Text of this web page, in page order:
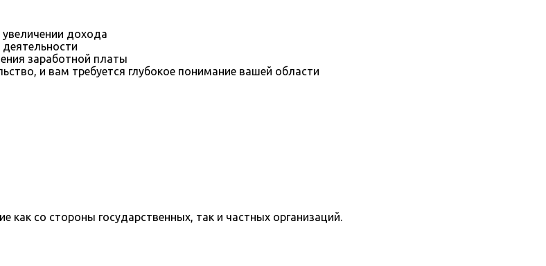
дохода
заработной платы
и вам требуется глубокое понимание вашей области
как со стороны государственных, так и частных организаций.